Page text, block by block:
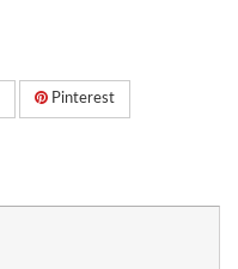
Pinterest